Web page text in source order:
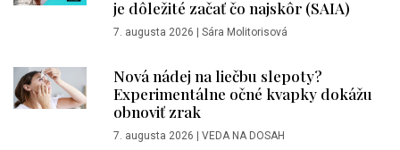
je dôležité začať čo najskôr (SAIA)
7. augusta 2026 Sára Molitorisová
Nová nádej na liečbu slepoty?
Experimentálne očné kvapky dokážu
obnoviť zrak
7. augusta 2026 VEDA NA DOSAH